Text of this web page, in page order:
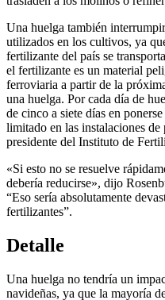
Una huelga también
utilizados en los cultivos, ya
fertilizante del país se
el fertilizante es un material
ferroviaria a partir de la
una huelga. Por cada día de
de cinco a siete días en
limitado en las instalaciones
presidente del Instituto de
«Si esto no se resuelve
debería reducirse», dijo
“Eso sería absolutamente
fertilizantes”.
Detalle
Una huelga no tendría un
navideñas, ya que la mayoría